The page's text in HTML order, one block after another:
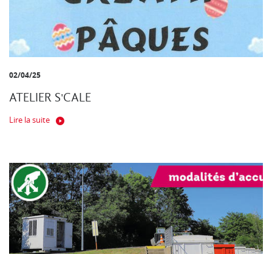
02/04/25
ATELIER S'CALE
Lire la suite